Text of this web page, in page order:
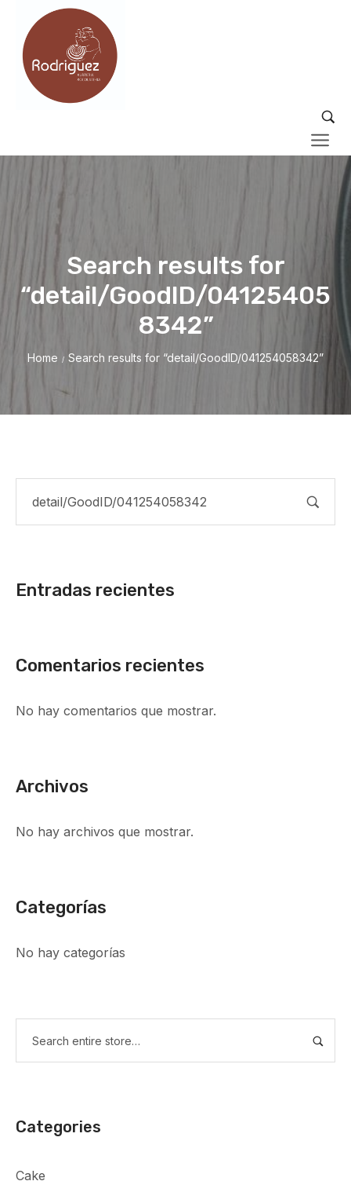
Search results for
“detail/GoodID/04125405
8342”
Home / Search results for “detail/GoodID/041254058342”
Entradas recientes
Comentarios recientes
No hay comentarios que mostrar.
Archivos
No hay archivos que mostrar.
Categorías
No hay categorías
Categories
Cake